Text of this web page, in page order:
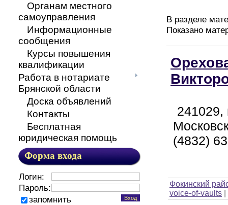
Органам местного
самоуправления
Информационные
сообщения
Курсы повышения
квалификации
Работа в нотариате
Брянской области
Доска объявлений
Контакты
Бесплатная
юридическая помощь
Форма входа
Логин:
Пароль:
запомнить
В разделе
Показано
241029,
(4832)
Фокинский
voice-of-vaults